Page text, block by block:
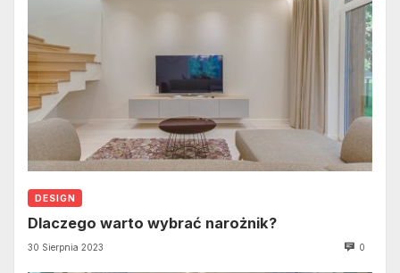
DESIGN
Dlaczego warto wybrać narożnik?
30 Sierpnia 2023 0